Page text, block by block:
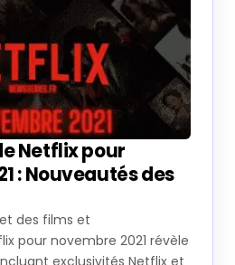
Netflix pour
: Nouveautés des
des films et
pour novembre 2021 révèle
exclusivités Netflix et